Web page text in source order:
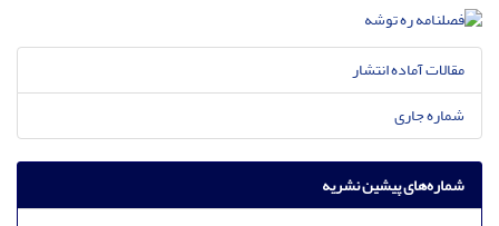
مقالات آماده انتشار
شماره جاری
شماره‌های پیشین نشریه